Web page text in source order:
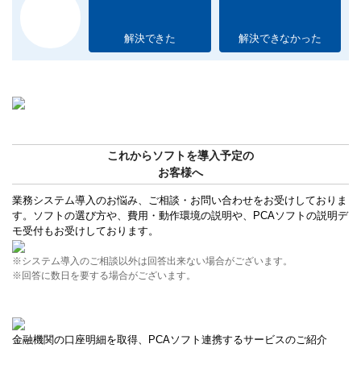
解決できた 解決できなかった
これからソフトを導入予定の
お客様へ
業務システム導入のお悩み、ご相談・お問い合わせをお受けしておりま
す。ソフトの選び方や、費用・動作環境の説明や、PCAソフトの説明デ
モ受付もお受けしております。
※システム導入のご相談以外は回答出来ない場合がございます。
※回答に数日を要する場合がございます。
金融機関の口座明細を取得、PCAソフト連携するサービスのご紹介